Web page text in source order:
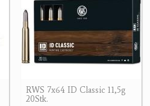
RWS 7x64 ID Classic 11,5g
20Stk.